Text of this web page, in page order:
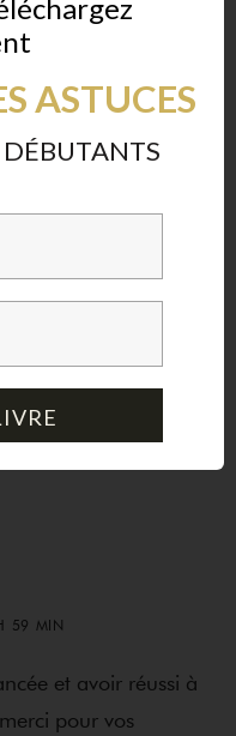
de partage très belle
59 MIN
et avoir réussi à
pour vos
ASTUCES
DÉBUTANTS